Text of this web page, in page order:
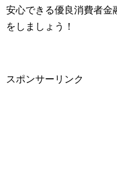
安心できる優良消費者金
をしましょう！
スポンサーリンク